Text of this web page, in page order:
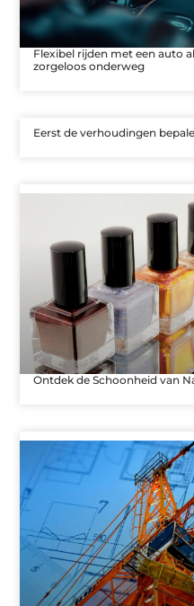
Flexibel rijden met een auto
zorgeloos onderweg
Eerst de verhoudingen
Ontdek de Schoonheid van